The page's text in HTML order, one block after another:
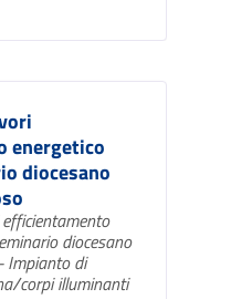
energetico
diocesano
diocesano
Impianto di
corpi illuminanti